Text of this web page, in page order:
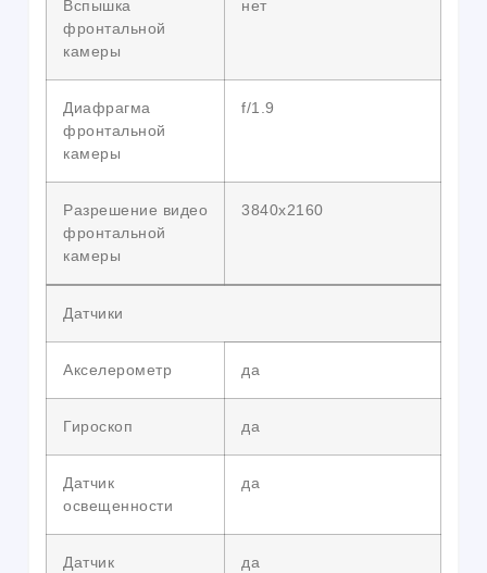
Вспышка
фронтальной
камеры
нет
Диафрагма
фронтальной
камеры
f/1.9
Разрешение видео
фронтальной
камеры
3840х2160
Датчики
Акселерометр да
Гироскоп да
Датчик
освещенности
да
Датчик
да